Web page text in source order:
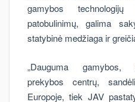
gamybos
patobulinimų, galima
statybinė medžiaga ir
„Dauguma gamybos,
prekybos centrų,
Europoje, tiek JAV